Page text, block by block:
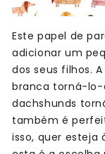
Este papel de
adicionar um
dos seus filhos.
branca torná-lo-
dachshunds
também é
isso, quer esteja